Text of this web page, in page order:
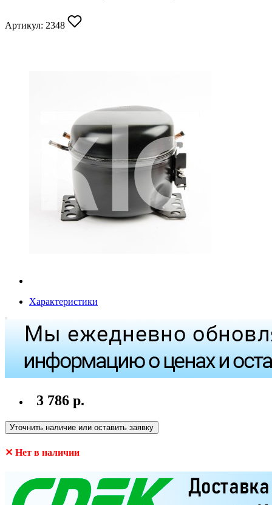
Артикул: 2348
Характеристики
3 786 р.
Уточнить наличие или оставить заявку
✕ Нет в наличии